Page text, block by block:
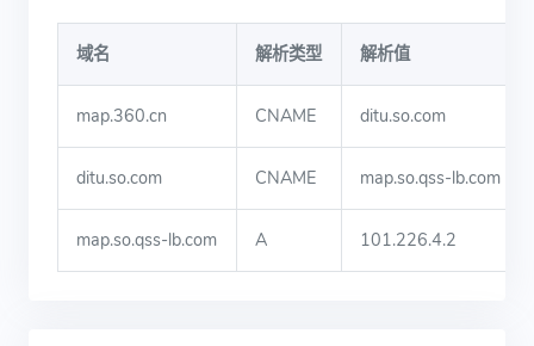
域名 解析类型 解析值
map.360.cn CNAME ditu.so.com
ditu.so.com CNAME map.so.qss-lb.com
map.so.qss-lb.com A 101.226.4.2